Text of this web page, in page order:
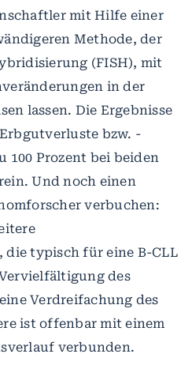
mit Hilfe einer
Methode, der
(FISH), mit
in der
lassen. Die Ergebnisse
bzw. -
100 Prozent bei beiden
Und noch einen
verbuchen:
typisch für eine B-CLL
des
Verdreifachung des
ist offenbar mit einem
verbunden.